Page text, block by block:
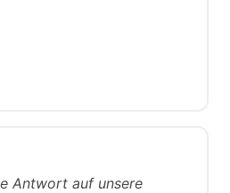
Antwort auf unsere